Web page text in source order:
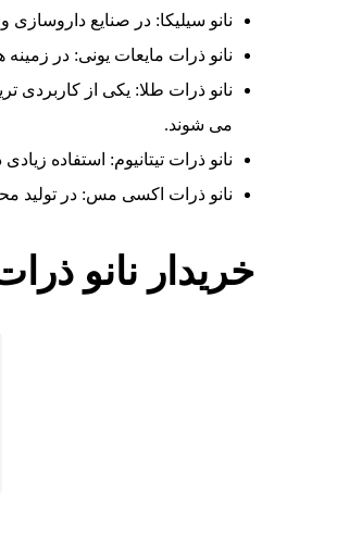
نانو سیلیکا: در صنایع
نانو ذرات مایعات یونی: در
نانو ذرات طلا: یکی از کاربردی
می شوند.
نانو ذرات تیتانیوم: استفاده
نانو ذرات اکسی مس: در تولید
خریدار نانو